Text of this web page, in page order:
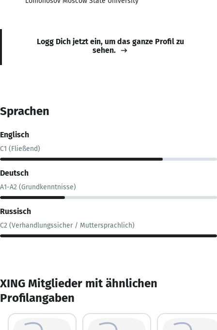
Logg Dich jetzt ein, um das ganze Profil zu
sehen.
Sprachen
Englisch
C1 (Fließend)
Deutsch
A1-A2 (Grundkenntnisse)
Russisch
C2 (Verhandlungssicher / Muttersprachlich)
XING Mitglieder mit ähnlichen
Profilangaben